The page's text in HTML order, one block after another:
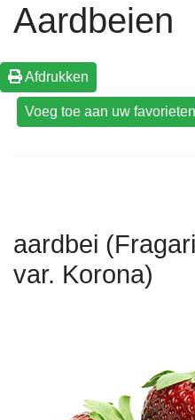
Aardbeien
Afdrukken
aardbei
var. Korona)